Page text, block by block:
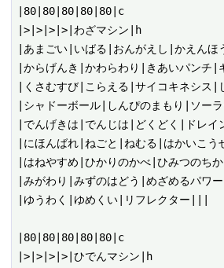
|80|80|80|80|80|c
|>|>|>|>|わざマシン|h
|あまごい|いばる|おんがえし|かえんほ
|からげんき|かわらわり|きあいパンチ|
|くさむすび|こらえる|サイコキネシス|
|シャドーボール|しんぴのまもり|ソー
|でんげきは|でんじは|どくどく|ドレイ
|にほんばれ|ねごと|ねむる|はかいこう
|はねやすめ|ひかりのかべ|ひみつのち
|みがわり|みずのはどう|めざめるパワ
|ゆうわく|ゆめくい|リフレクター|||
|80|80|80|80|80|c
|>|>|>|>|ひでんマシン|h